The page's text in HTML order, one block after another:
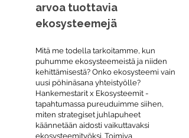
arvoa tuottavia
ekosysteemejä
Mitä me todella tarkoitamme, kun
puhumme ekosysteemeistä ja niiden
kehittämisestä? Onko ekosysteemi vain
uusi pöhinäsana yhteistyölle?
Hankemestarit x Ekosysteemit -
tapahtumassa pureuduimme siihen,
miten strategiset juhlapuheet
käännetään aidosti vaikuttavaksi
ekosysteemityöksi. Toimiva